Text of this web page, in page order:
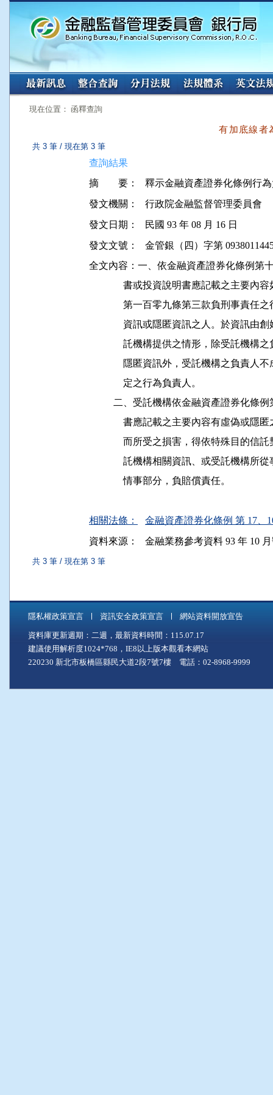
:::
現在位置： 函釋查詢
有加底線者
共 3 筆 / 現在第 3 筆
查詢結果
摘 要：
釋示金融資產證券化條例行
發文機關：
行政院金融監督管理委員會
發文日期：
民國 93 年 08 月 16 日
發文文號：
金管銀（四）字第
全文內容：一、依金融資產證券化條例第
書或投資說明書應記載之主要
第一百零九條第三款負刑事責
資訊或隱匿資訊之人。於資訊
託機構提供之情形，除受託機
隱匿資訊外，受託機構之負責
              定之行為負責人。
二、受託機構依金融資產證券化
書應記載之主要內容有虛偽或
而所受之損害，得依特殊目的
託機構相關資訊、或受託機構
              情事部分，負賠償責任。
相關法條：
金融資產證券化條例 第 17、
資料來源：
金融業務參考資料 93 年 10
共 3 筆 / 現在第 3 筆
隱私權政策宣言 資訊安全政策宣言 網站資料開放宣告
資料庫更新週期：二週，最新資料時間：115.07.17
建議使用解析度1024*768，IE8以上版本觀看本網站
220230 新北市板橋區縣民大道2段7號7樓 電話：02-8968-9999